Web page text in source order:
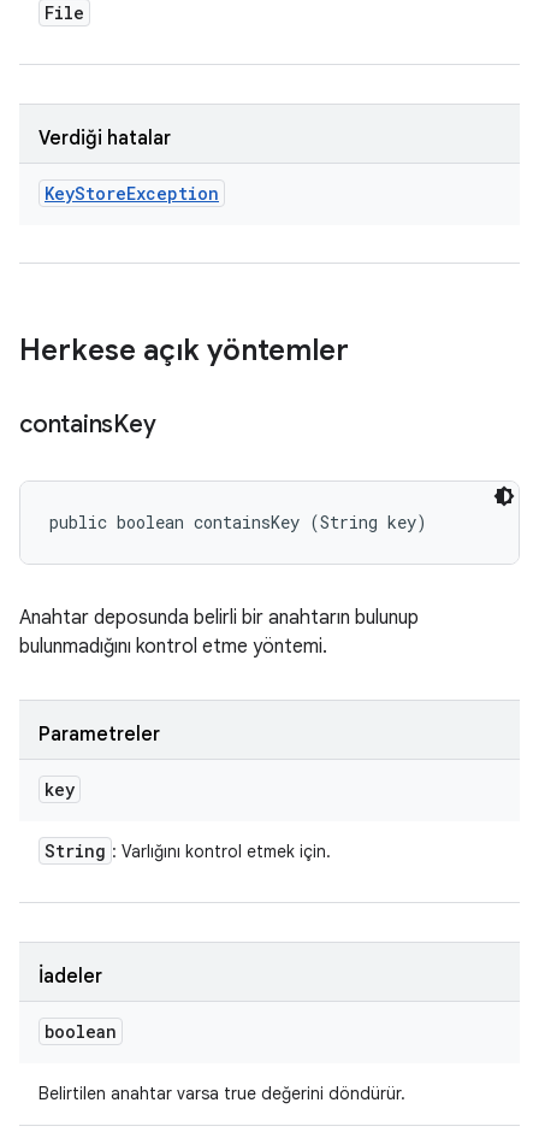
File
Verdiği hatalar
KeyStoreException
Herkese açık yöntemler
containsKey
public boolean containsKey (String key)
Anahtar deposunda belirli bir anahtarın bulunup
bulunmadığını kontrol etme yöntemi.
Parametreler
key
String : Varlığını kontrol etmek için.
İadeler
boolean
Belirtilen anahtar varsa true değerini döndürür.